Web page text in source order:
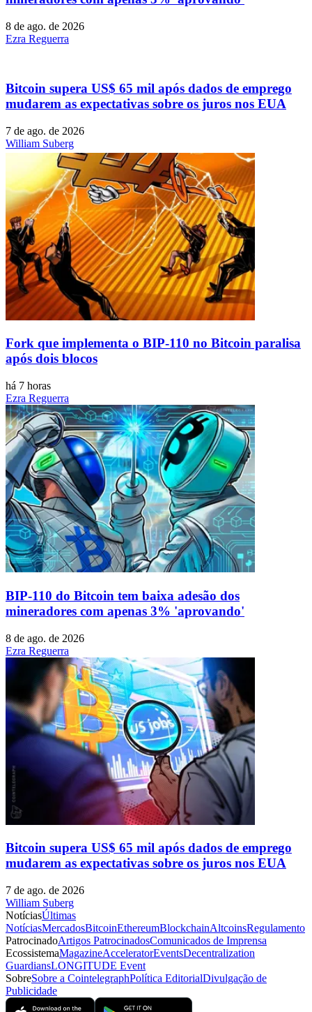
8 de ago. de 2026
Ezra Reguerra
Bitcoin supera US$ 65 mil após dados de emprego
mudarem as expectativas sobre os juros nos EUA
7 de ago. de 2026
William Suberg
Fork que implementa o BIP-110 no Bitcoin paralisa
após dois blocos
há 7 horas
Ezra Reguerra
BIP-110 do Bitcoin tem baixa adesão dos
mineradores com apenas 3% 'aprovando'
8 de ago. de 2026
Ezra Reguerra
Bitcoin supera US$ 65 mil após dados de emprego
mudarem as expectativas sobre os juros nos EUA
7 de ago. de 2026
William Suberg
NotíciasÚltimas
NotíciasMercadosBitcoinEthereumBlockchainAltcoinsRegulamento
PatrocinadoArtigos PatrocinadosComunicados de Imprensa
EcossistemaMagazineAcceleratorEventsDecentralization
GuardiansLONGITUDE Event
SobreSobre a CointelegraphPolítica EditorialDivulgação de
Publicidade